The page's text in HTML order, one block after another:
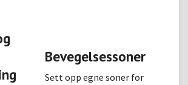
Bevegelsessoner
Sett opp egne soner for